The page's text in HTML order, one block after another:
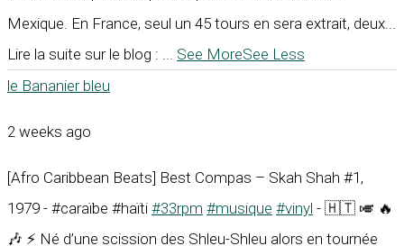
Mexique. En France, seul un 45 tours en sera extrait, deux...
Lire la suite sur le blog : ... See MoreSee Less
le Bananier bleu
2 weeks ago
[Afro Caribbean Beats] Best Compas – Skah Shah #1,
1979 - #caraïbe #haïti #33rpm #musique #vinyl - 🇭🇹 🎺 🔥
🎶 ⚡ Né d’une scission des Shleu-Shleu alors en tournée